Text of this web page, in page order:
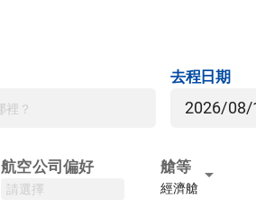
去程日期
航空公司偏好
經濟艙
艙等 arrow_drop_down